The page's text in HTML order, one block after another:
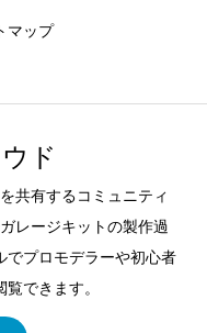
マップ
ド
共有するコミュニティ
レージキットの製作過
でプロモデラーや初心者
できます。